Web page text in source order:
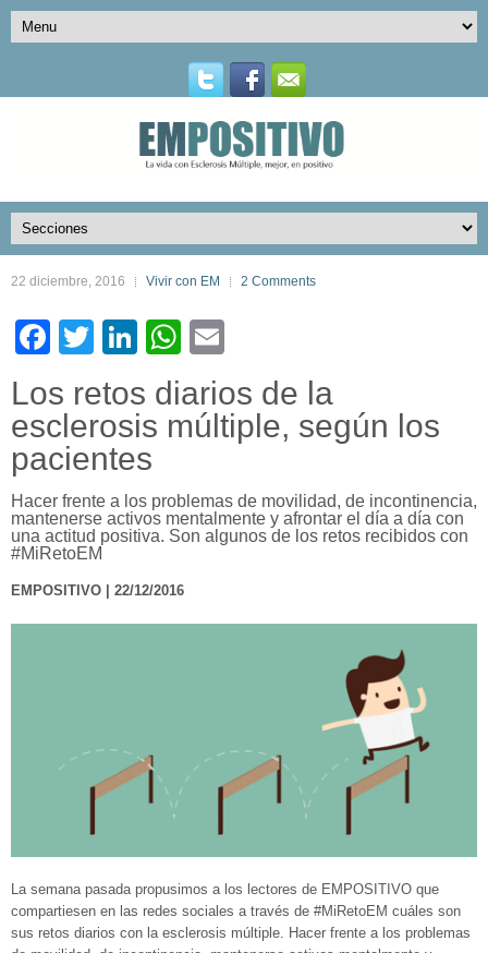
22 diciembre, 2016 Vivir con EM 2 Comments
Facebook
TwitterLinkedIn
WhatsApp
Los retos diarios de la
esclerosis múltiple, según los
pacientes
Hacer frente a los problemas de movilidad, de incontinencia,
mantenerse activos mentalmente y afrontar el día a día con
una actitud positiva. Son algunos de los retos recibidos con
#MiRetoEM
EMPOSITIVO | 22/12/2016
La semana pasada propusimos a los lectores de EMPOSITIVO que
compartiesen en las redes sociales a través de #MiRetoEM cuáles son
sus retos diarios con la esclerosis múltiple. Hacer frente a los problemas